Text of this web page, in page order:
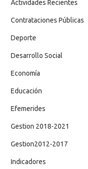
Actividades Recientes
Contrataciones Públicas
Deporte
Desarrollo Social
Economía
Educación
Efemerides
Gestion 2018-2021
Gestion2012-2017
Indicadores